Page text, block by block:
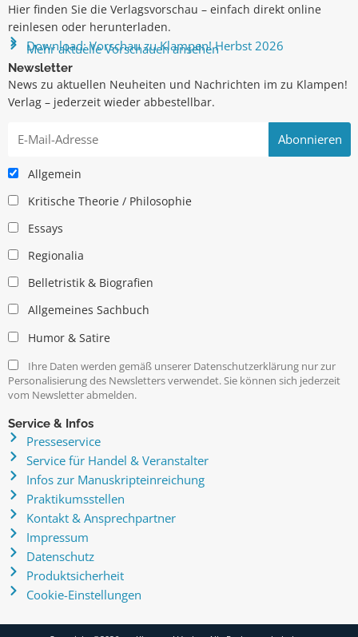
Hier finden Sie die Verlagsvorschau – einfach direkt online
reinlesen oder herunterladen.
Download: Vorschau zu Klampen! Herbst 2026
Mehr aktuelle Vorschauen ansehen
Newsletter
News zu aktuellen Neuheiten und Nachrichten im zu Klampen!
Verlag – jederzeit wieder abbestellbar.
Allgemein
Kritische Theorie / Philosophie
Essays
Regionalia
Belletristik & Biografien
Allgemeines Sachbuch
Humor & Satire
Ihre Daten werden gemäß unserer Datenschutzerklärung nur zur
Personalisierung des Newsletters verwendet. Sie können sich jederzeit
vom Newsletter abmelden.
Service & Infos
Presseservice
Service für Handel & Veranstalter
Infos zur Manuskripteinreichung
Praktikumsstellen
Kontakt & Ansprechpartner
Impressum
Datenschutz
Produktsicherheit
Cookie-Einstellungen